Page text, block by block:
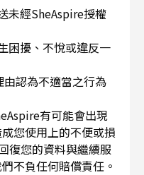
未經SheAspire授權
困擾、不悅或違反一
由認為不適當之行為
有可能會出現
您使用上的不便或損
復您的資料與繼續服
不負任何賠償責任。